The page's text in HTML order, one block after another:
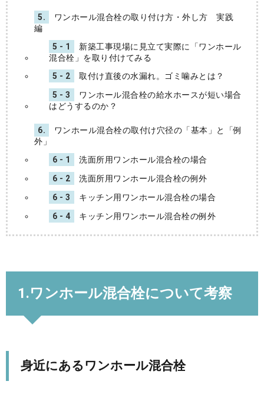
5.
ワンホール混合栓の取り付け方・外し方 実践
編
5 - 1
新築工事現場に見立て実際に「ワンホール
混合栓」を取り付けてみる
5 - 2
取付け直後の水漏れ。ゴミ噛みとは？
5 - 3
ワンホール混合栓の給水ホースが短い場合
はどうするのか？
6.
ワンホール混合栓の取付け穴径の「基本」と「例
外」
6 - 1
洗面所用ワンホール混合栓の場合
6 - 2
洗面所用ワンホール混合栓の例外
6 - 3
キッチン用ワンホール混合栓の場合
6 - 4
キッチン用ワンホール混合栓の例外
1.ワンホール混合栓について考察
身近にあるワンホール混合栓